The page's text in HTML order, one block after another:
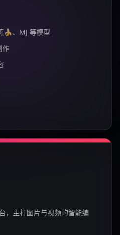
🍌、MJ 等模型
作
，主打图片与视频的智能编